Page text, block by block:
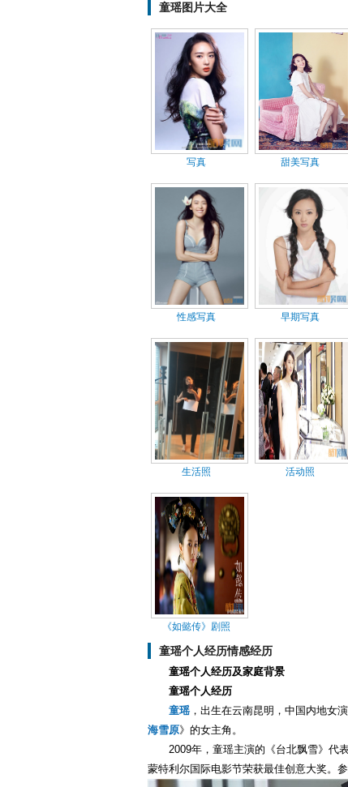
童瑶图片大全
写真 甜美写真
性感写真 早期写真
生活照 活动照
《如懿传》剧照
童瑶个人经历情感经历
童瑶个人经历及家庭背景
童瑶个人经历
童瑶 ，出生在云南昆明，中国内地女
海雪原》的女主角。
2009年，童瑶主演的《台北飘雪》代
蒙特利尔国际电影节荣获最佳创意大奖。